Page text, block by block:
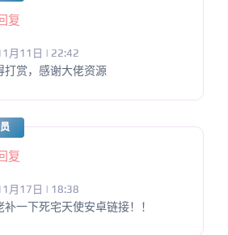
复
月11日 | 22:42
打赏，感谢大佬资源
复
月17日 | 18:38
补一下死宅天使安卓链接！！